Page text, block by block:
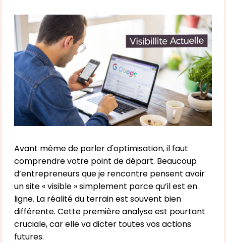
Avant même de parler d'optimisation, il faut
comprendre votre point de départ. Beaucoup
d’entrepreneurs que je rencontre pensent avoir
un site « visible » simplement parce qu’il est en
ligne. La réalité du terrain est souvent bien
différente. Cette première analyse est pourtant
cruciale, car elle va dicter toutes vos actions
futures.